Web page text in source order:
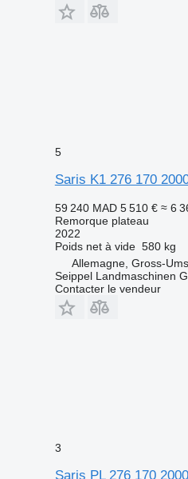
5
Saris K1 276 170
59 240 MAD 5 510 € ≈ 6
Remorque plateau
2022
Poids net à vide 580 kg
Allemagne, Gross-
Seippel Landmaschinen
Contacter le vendeur
3
Saris PL 276 170